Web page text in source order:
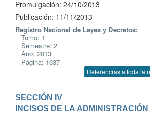
Promulgación: 24/10/2013
Publicación: 11/11/2013
Registro Nacional de Leyes y Decretos:
Tomo: 1
Semestre: 2
Año: 2013
Página: 1637
Referencias a toda la
SECCIÓN IV
INCISOS DE LA